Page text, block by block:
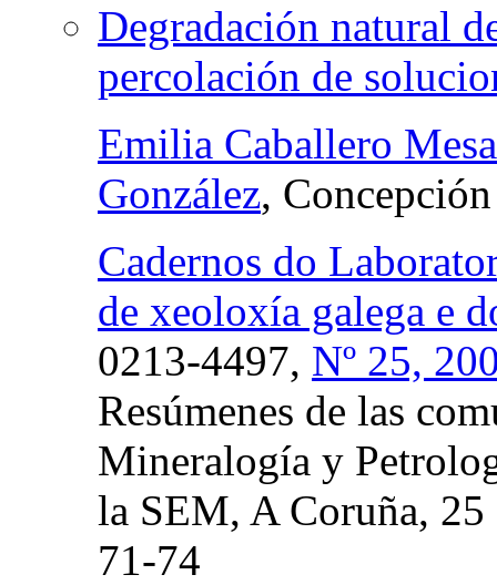
Degradación natural
percolación de
Emilia Caballero Mesa
González,
Cadernos do
de xeoloxía galega e
0213-4497, Nº 25,
Resúmenes de las
Mineralogía y
la SEM, A Coruña,
71-74